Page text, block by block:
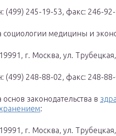
(499) 245-19-53, факс: 246-
социологии медицины и
г. Москва, ул.
(499) 248-88-02, факс: 248-88-
законодательства в
:
г. Москва, ул.